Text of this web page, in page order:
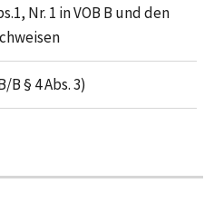
Nr. 1 in VOB B und den
§ 4 Abs. 3)